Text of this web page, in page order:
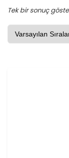
Tek bir sonuç